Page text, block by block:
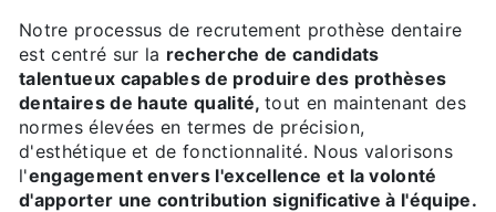
Notre processus de recrutement prothèse dentaire
est centré sur la recherche de candidats
talentueux capables de produire des prothèses
dentaires de haute qualité, tout en maintenant des
normes élevées en termes de précision,
d'esthétique et de fonctionnalité. Nous valorisons
l'engagement envers l'excellence et la volonté
d'apporter une contribution significative à l'équipe.